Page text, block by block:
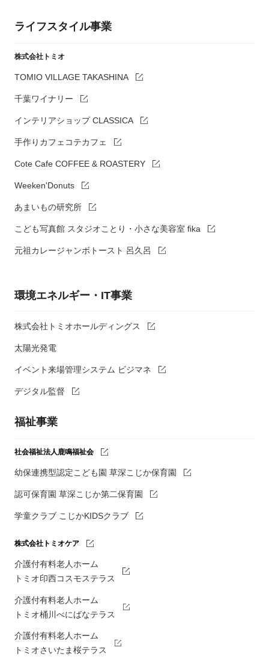
ライフスタイル事業
株式会社トミオ
TOMIO VILLAGE TAKASHINA
千葉ワイナリー
インテリアショップ CLASSICA
手作りカフェコテカフェ
Cote Cafe COFFEE & ROASTERY
Weeken'Donuts
あまいもの研究所
こども写真館 スタジオことり・小さな美容室 fika
元祖カレージャンボトースト 呂久呂
環境エネルギー・IT事業
株式会社トミオホールディングス
太陽光発電
イベント来場管理システム ビジマネ
デジタル監督
福祉事業
社会福祉法人鹿鳴福祉会
幼保連携型認定こども園 草深こじか保育園
認可保育園 草深こじか第二保育園
学童クラブ こじかKIDSクラブ
株式会社トミオケア
介護付有料老人ホーム
トミオ印西コスモステラス
介護付有料老人ホーム
トミオ桶川べにばなテラス
介護付有料老人ホーム
トミオさいたま桜テラス